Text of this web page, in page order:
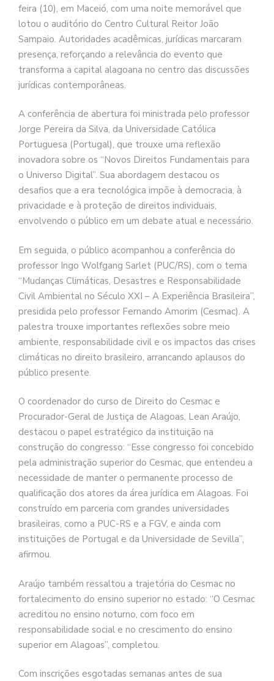
feira (10), em Maceió, com uma noite memorável que
lotou o auditório do Centro Cultural Reitor João
Sampaio. Autoridades acadêmicas, jurídicas marcaram
presença, reforçando a relevância do evento que
transforma a capital alagoana no centro das discussões
jurídicas contemporâneas.
A conferência de abertura foi ministrada pelo professor
Jorge Pereira da Silva, da Universidade Católica
Portuguesa (Portugal), que trouxe uma reflexão
inovadora sobre os “Novos Direitos Fundamentais para
o Universo Digital”. Sua abordagem destacou os
desafios que a era tecnológica impõe à democracia, à
privacidade e à proteção de direitos individuais,
envolvendo o público em um debate atual e necessário.
Em seguida, o público acompanhou a conferência do
professor Ingo Wolfgang Sarlet (PUC/RS), com o tema
“Mudanças Climáticas, Desastres e Responsabilidade
Civil Ambiental no Século XXI – A Experiência Brasileira”,
presidida pelo professor Fernando Amorim (Cesmac). A
palestra trouxe importantes reflexões sobre meio
ambiente, responsabilidade civil e os impactos das crises
climáticas no direito brasileiro, arrancando aplausos do
público presente.
O coordenador do curso de Direito do Cesmac e
Procurador-Geral de Justiça de Alagoas, Lean Araújo,
destacou o papel estratégico da instituição na
construção do congresso: “Esse congresso foi concebido
pela administração superior do Cesmac, que entendeu a
necessidade de manter o permanente processo de
qualificação dos atores da área jurídica em Alagoas. Foi
construído em parceria com grandes universidades
brasileiras, como a PUC-RS e a FGV, e ainda com
instituições de Portugal e da Universidade de Sevilla”,
afirmou.
Araújo também ressaltou a trajetória do Cesmac no
fortalecimento do ensino superior no estado: “O Cesmac
acreditou no ensino noturno, com foco em
responsabilidade social e no crescimento do ensino
superior em Alagoas”, completou.
Com inscrições esgotadas semanas antes de sua